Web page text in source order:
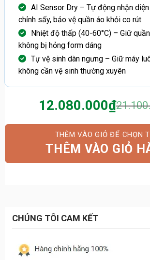
AI Sensor Dry – Tự động nhận
chỉnh sấy, bảo vệ quần áo khỏi co rút
Nhiệt độ thấp (40-60°C) – Giữ
không bị hỏng form dáng
Tự vệ sinh dàn ngưng – Giữ máy
không cần vệ sinh thường xuyên
Giá
gốc
là:
12.080.000₫
Giá
hiện
tại
là:
THÊM VÀO GIỎ
CHÚNG TÔI CAM KẾT